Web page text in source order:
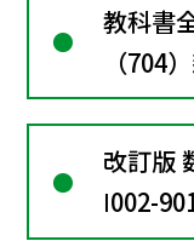
教科書
（704
改訂版
Ⅰ002-